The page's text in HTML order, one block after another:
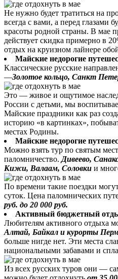
Не нужно будет тратиться на
всегда с вами, а перед глазами
красоты родной страны. В мае
действует скидка примерно в
отдых на круизном лайнере
Майские недорогие
Классические русские
—Золотое кольцо, Санкт
Это — живое и ощутимое
России с детьми, мы
Майские праздники как раз
историю «в картинках»,
местах Родины.
Майские недорогие
Можно взять тур по святым
паломничество. Дивеево,
Кижи, Валаам, Соловки и
По времени такие поездки
суток. Цена паломнических
руб. до 20 000 руб.
Активный бюджетный
Любителям активного отдыха
Алтай, Байкал и курорты
больше нигде нет. Эти места
национальными забавами и
Из всех русских туров они —